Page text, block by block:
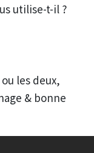
utilise-t-il ?
les deux,
& bonne